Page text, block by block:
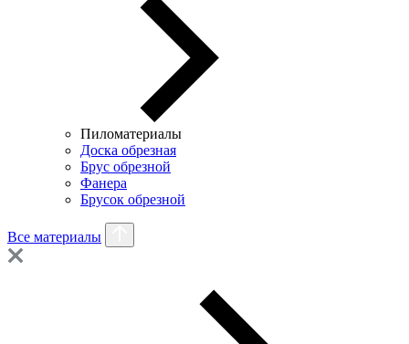
Пиломатериалы
Доска обрезная
Брус обрезной
Фанера
Брусок обрезной
Все материалы